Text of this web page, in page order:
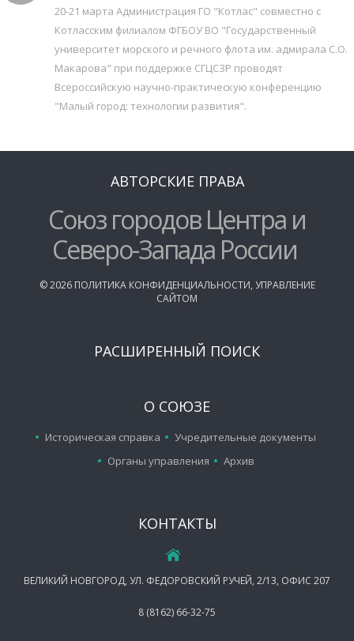
20-21 марта Администрация ГО "Котлас" совместно с
Котласским филиалом ФГБОУ ВО "Государственный
университет морского и речного флота им. адмирала С.О.
Макарова" при поддержке СГЦСЗР проводят
Всероссийскую научно-практическую конференцию
"Малый город: технологии развития".
АВТОРСКИЕ ПРАВА
Союз городов Центра и
Северо-Запада России
©2026 ПОЛИТИКА КОНФИДЕНЦИАЛЬНОСТИ, УПРАВЛЕНИЕ
САЙТОМ
РАСШИРЕННЫЙ ПОИСК
О СОЮЗЕ
Историческая справка
Учредительные документы
Органы управления
Архив
КОНТАКТЫ
ВЕЛИКИЙ НОВГОРОД, УЛ. ФЕДОРОВСКИЙ РУЧЕЙ, 2/13, ОФИС 207
8 (8162) 66-32-75